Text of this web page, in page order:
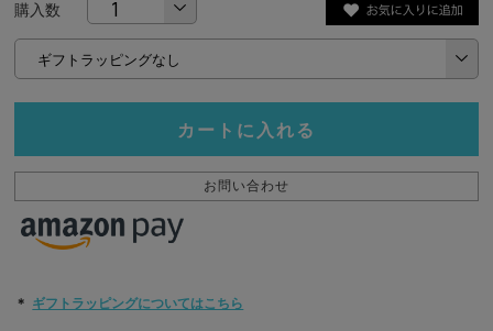
購入数
カートに入れる
お問い合わせ
＊ ギフトラッピングについてはこちら